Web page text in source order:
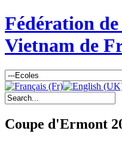
Fédération
Vietnam de
Coupe d'Ermont